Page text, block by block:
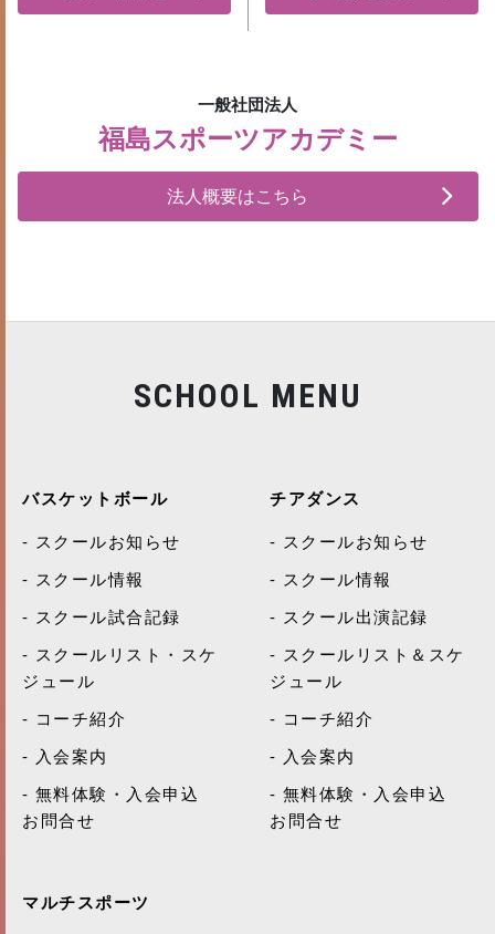
一般社団法人
福島スポーツアカデミー
法人概要はこちら
SCHOOL MENU
バスケットボール
スクールお知らせ
スクール情報
スクール試合記録
スクールリスト・スケ
ジュール
コーチ紹介
入会案内
無料体験・入会申込
お問合せ
チアダンス
スクールお知らせ
スクール情報
スクール出演記録
スクールリスト＆スケ
ジュール
コーチ紹介
入会案内
無料体験・入会申込
お問合せ
マルチスポーツ